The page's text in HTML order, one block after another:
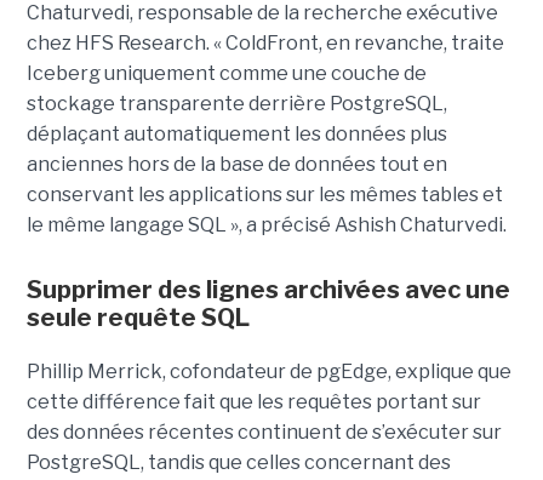
Chaturvedi, responsable de la recherche exécutive
chez HFS Research. « ColdFront, en revanche, traite
Iceberg uniquement comme une couche de
stockage transparente derrière PostgreSQL,
déplaçant automatiquement les données plus
anciennes hors de la base de données tout en
conservant les applications sur les mêmes tables et
le même langage SQL », a précisé Ashish Chaturvedi.
Supprimer des lignes archivées avec une
seule requête SQL
Phillip Merrick, cofondateur de pgEdge, explique que
cette différence fait que les requêtes portant sur
des données récentes continuent de s’exécuter sur
PostgreSQL, tandis que celles concernant des